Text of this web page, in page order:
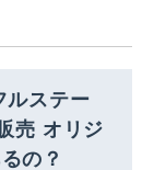
ルステー
売 オリジ
の？